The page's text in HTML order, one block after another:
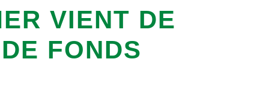
VIENT DE
FONDS